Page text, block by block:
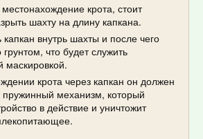
крота, стоит
шахту на длину капкана.
капкан внутрь шахты и после чего
грунтом, что будет служить
маскировкой.
крота через капкан он должен
пружинный механизм, который
в действие и уничтожит